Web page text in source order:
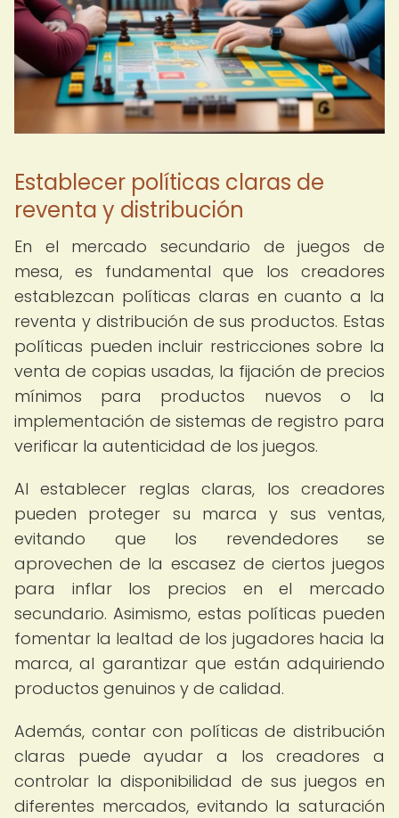
Establecer políticas claras de
reventa y distribución
En el mercado secundario de juegos de
mesa, es fundamental que los creadores
establezcan políticas claras en cuanto a la
reventa y distribución de sus productos. Estas
políticas pueden incluir restricciones sobre la
venta de copias usadas, la fijación de precios
mínimos para productos nuevos o la
implementación de sistemas de registro para
verificar la autenticidad de los juegos.
Al establecer reglas claras, los creadores
pueden proteger su marca y sus ventas,
evitando que los revendedores se
aprovechen de la escasez de ciertos juegos
para inflar los precios en el mercado
secundario. Asimismo, estas políticas pueden
fomentar la lealtad de los jugadores hacia la
marca, al garantizar que están adquiriendo
productos genuinos y de calidad.
Además, contar con políticas de distribución
claras puede ayudar a los creadores a
controlar la disponibilidad de sus juegos en
diferentes mercados, evitando la saturación